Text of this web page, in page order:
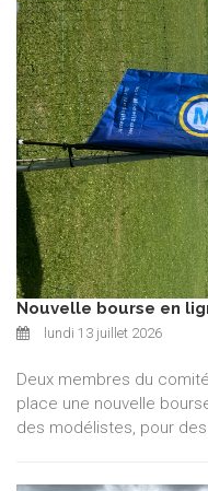
Nouvelle bourse en
lundi 13 juillet 2026
Deux membres du
place une nouvelle
des modélistes, pour